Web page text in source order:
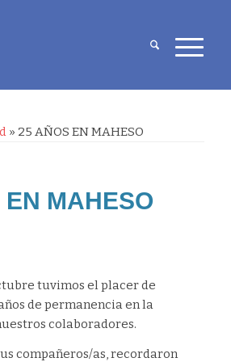
» 25 AÑOS EN MAHESO
MAHESO
tuvimos el placer de
de permanencia en la
colaboradores.
compañeros/as, recordaron